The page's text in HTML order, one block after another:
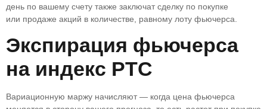
день по вашему счету также заключат сделку по покупке
или продаже акций в количестве, равному лоту фьючерса.
Экспирация фьючерса
на индекс РТС
Вариационную маржу начисляют — когда цена фьючерса